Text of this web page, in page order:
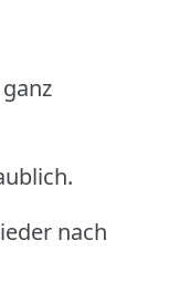
nach